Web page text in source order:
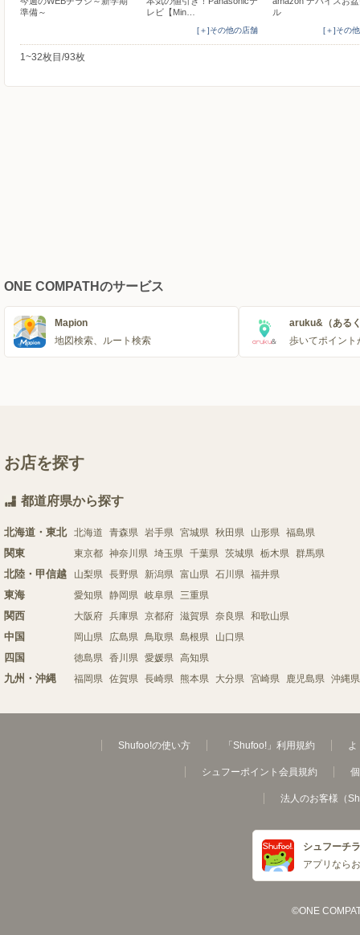
準備～
レビ【Min…
[＋]その他の店舗
ル
[＋]その
1~32枚目/93枚
ONE COMPATHのサービス
Mapion
地図検索、ルート検索
aruku&（ある
歩いてポイント
お店を探す
都道府県から探す
北海道・東北 北海道 青森県 岩手県 宮城県 秋田県 山形県 福島県
関東 東京都 神奈川県 埼玉県 千葉県 茨城県 栃木県 群馬県
北陸・甲信越 山梨県 長野県 新潟県 富山県 石川県 福井県
東海 愛知県 静岡県 岐阜県 三重県
関西 大阪府 兵庫県 京都府 滋賀県 奈良県 和歌山県
中国 岡山県 広島県 鳥取県 島根県 山口県
四国 徳島県 香川県 愛媛県 高知県
九州・沖縄 福岡県 佐賀県 長崎県 熊本県 大分県 宮崎県 鹿児島県 沖縄県
Shufoo!の使い方 「Shufoo!」利用規約 よ
シュフーポイント会員規約
法人のお客様（
シュフーチ
アプリなら
©ONE